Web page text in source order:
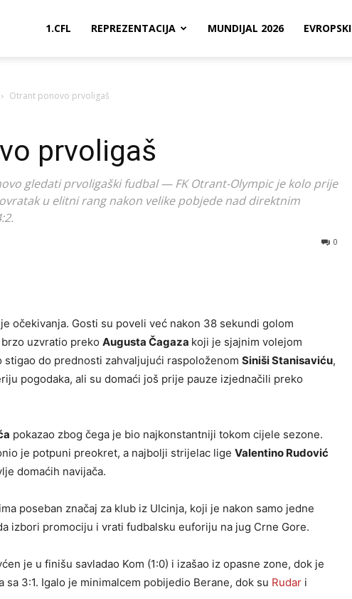
1.CFL REPREZENTACIJA MUNDIJAL 2026 EVROPSKI
Otrant ponovo prvoligaš
prvoligaš
gledati prvoligaški fudbal — FK Otrant-Olympic je kolo prije
u elitni rang nakon velike pobjede nad direktnim
0
očekivanja. Gosti su poveli već nakon 38 sekundi golom
uzvratio preko Augusta Čagaza koji je sjajnim volejom
stigao do prednosti zahvaljujući raspoloženom Siniši Stanisaviću,
pogodaka, ali su domaći još prije pauze izjednačili preko
pokazao zbog čega je bio najkonstantniji tokom cijele sezone.
je potpuni preokret, a najbolji strijelac lige Valentino Rudović
domaćih navijača.
poseban značaj za klub iz Ulcinja, koji je nakon samo jedne
izbori promociju i vrati fudbalsku euforiju na jug Crne Gore.
je u finišu savladao Kom (1:0) i izašao iz opasne zone, dok je
sa 3:1. Igalo je minimalcem pobijedio Berane, dok su Rudar i